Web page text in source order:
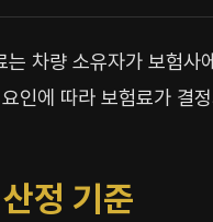
는 차량 소유자가 보험사
인에 따라 보험료가 결
정 기준